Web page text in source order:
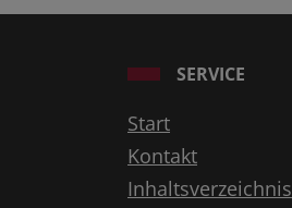
SERVICE
Start
Kontakt
Inhaltsverzeichnis